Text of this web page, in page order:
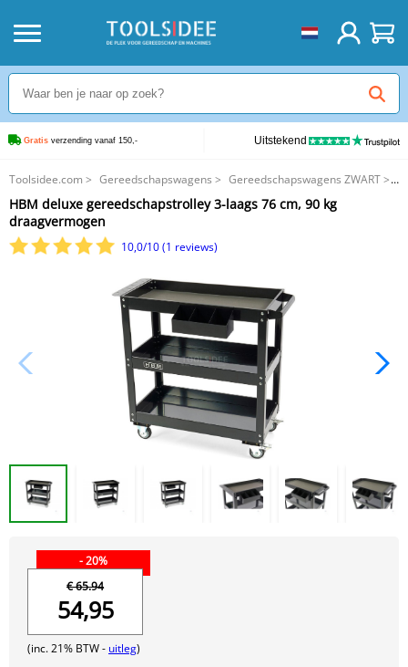
Gratis verzending vanaf 150,- Uitstekend
Toolsidee.com > Gereedschapswagens > Gereedschapswagens ZWART>
HBM deluxe gereedschapstrolley 3-laags 76 cm, 90 kg draagvermogen
HBM deluxe gereedschapstrolley 3-laags 76 cm, 90 kg
draagvermogen
10,0/10 (1 reviews)
- 20%
€ 65.94
54,95
(inc. 21% BTW - uitleg)